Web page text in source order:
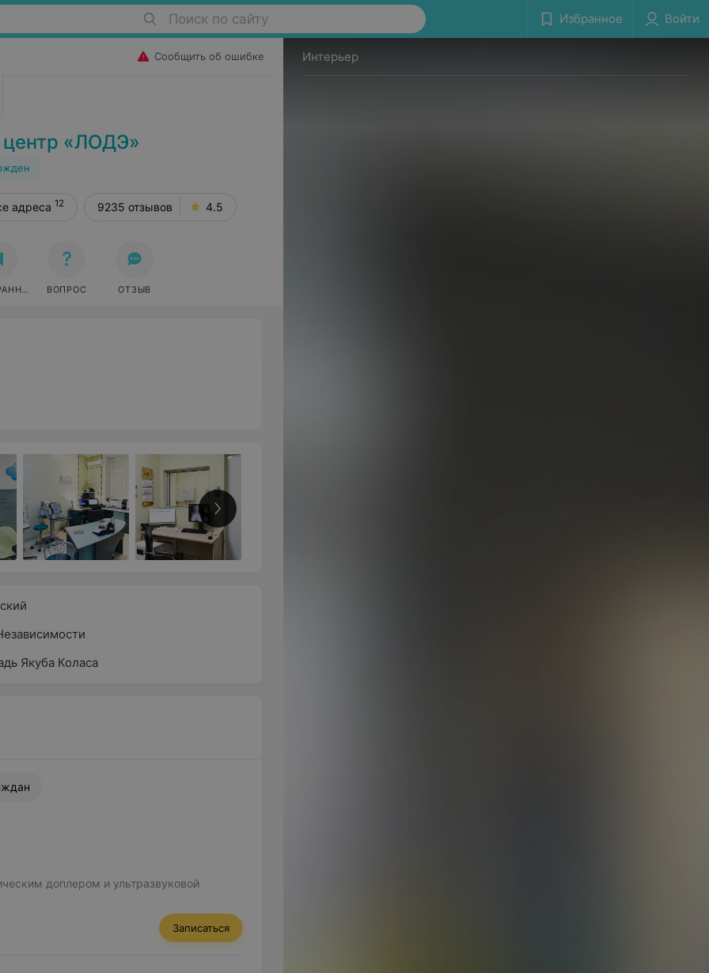
Поиск по сайту Избранное Войти
Сообщить об ошибке
«ЛОДЭ»
адреса 12 9235 отзывов 4.5
ВОПРОС ОТЗЫВ
Якуба Коласа
доплером и ультразвуковой
Записаться
Интерьер